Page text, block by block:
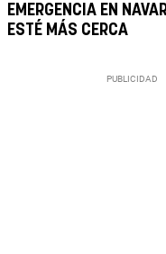
EMERGENCIA EN
ESTÉ MÁS CERCA